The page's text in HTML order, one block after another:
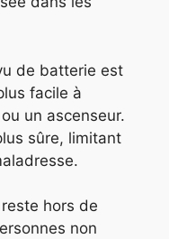
de batterie est
facile à
un ascenseur.
sûre, limitant
hors de
non